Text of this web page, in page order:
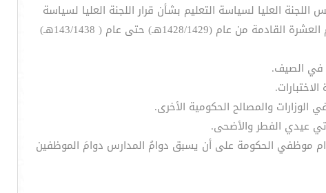
العليا لسياسة التعليم بشأن قرار اللجنة العليا لسياسة
موظفي الحكومة على أن يسبق دوامُ المدارس دوامَ الموظفين